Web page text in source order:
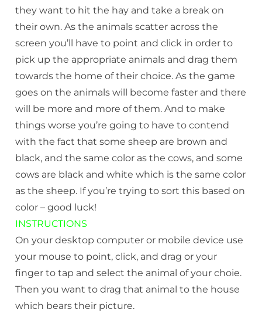
they want to hit the hay and take a break on
their own. As the animals scatter across the
screen you’ll have to point and click in order to
pick up the appropriate animals and drag them
towards the home of their choice. As the game
goes on the animals will become faster and there
will be more and more of them. And to make
things worse you’re going to have to contend
with the fact that some sheep are brown and
black, and the same color as the cows, and some
cows are black and white which is the same color
as the sheep. If you’re trying to sort this based on
color – good luck!
INSTRUCTIONS
On your desktop computer or mobile device use
your mouse to point, click, and drag or your
finger to tap and select the animal of your choie.
Then you want to drag that animal to the house
which bears their picture.